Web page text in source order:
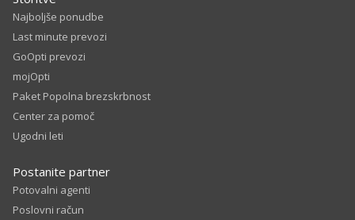
Najboljše ponudbe
Last minute prevozi
GoOpti prevozi
mojOpti
Paket Popolna brezskrbnost
Center za pomoč
Ugodni leti
Postanite partner
Potovalni agenti
Poslovni račun